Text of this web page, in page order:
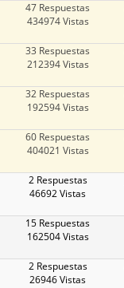
47 Respuestas
434974 Vistas
33 Respuestas
212394 Vistas
32 Respuestas
192594 Vistas
60 Respuestas
404021 Vistas
2 Respuestas
46692 Vistas
15 Respuestas
162504 Vistas
2 Respuestas
26946 Vistas